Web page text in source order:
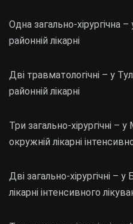
Одна загально-хірургічна
районній лікарні
Дві травматологічні – у
районній лікарні
Три загально-хірургічні –
окружній лікарні
Дві загально-хірургічні –
лікарні інтенсивного